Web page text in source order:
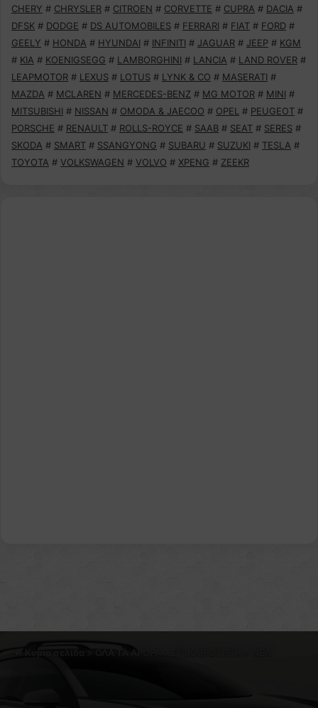
CHERY # CHRYSLER # CITROEN # CORVETTE # CUPRA # DACIA #
DFSK # DODGE # DS AUTOMOBILES # FERRARI # FIAT # FORD #
GEELY # HONDA # HYUNDAI # INFINITI # JAGUAR # JEEP # KGM
# KIA # KOENIGSEGG # LAMBORGHINI # LANCIA # LAND ROVER #
LEAPMOTOR # LEXUS # LOTUS # LYNK & CO # MASERATI #
MAZDA # MCLAREN # MERCEDES-BENZ # MG MOTOR # MINI #
MITSUBISHI # NISSAN # OMODA & JAECOO # OPEL # PEUGEOT #
PORSCHE # RENAULT # ROLLS-ROYCE # SAAB # SEAT # SERES #
SKODA # SMART # SSANGYONG # SUBARU # SUZUKI # TESLA #
TOYOTA # VOLKSWAGEN # VOLVO # XPENG # ZEEKR